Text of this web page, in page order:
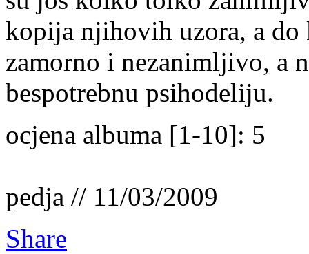
kopija njihovih uzora, a do
zamorno i nezanimljivo, a
bespotrebnu psihodeliju.
ocjena albuma [1-10]: 5
pedja // 11/03/2009
Share